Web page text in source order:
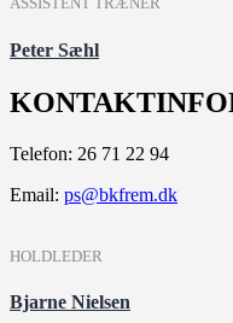
Peter Sæhl
Telefon: 26 71 22 94
Email: ps@bkfrem.dk
HOLDLEDER
Bjarne Nielsen